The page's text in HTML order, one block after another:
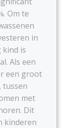
Om te
in
kind is
Als een
een groot
tussen
met
Dit
kinderen